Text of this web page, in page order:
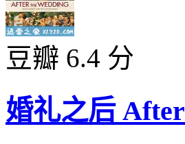
豆瓣 6.4 分
婚礼之后